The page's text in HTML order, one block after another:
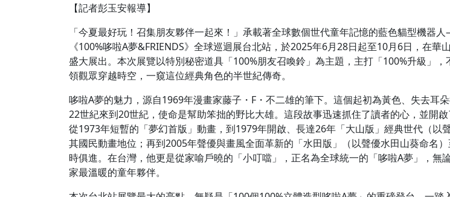
【記者彭玉安報導】
「今夏最好玩！召集朋友夥伴一起來！」承載著全球數個世代童年記憶的藍色貓型機器
《100%哆啦A夢&FRIENDS》全球巡迴展台北站，於2025年6月28日起至10月6日，在華
盛大展出。本次展覽以特別秘密道具「100%朋友召喚鈴」為主題，主打「100%升級」
領觀眾穿越時空，一窺這位經典角色的半世紀傳奇。
哆啦A夢的魅力，源自1969年漫畫家藤子・F・不二雄的筆下。這個起初為黃色、失去耳
22世紀來到20世紀，使命是幫助笨拙的野比大雄。這段故事迅速抓住了讀者的心，並開啟
從1973年短暫的「夢幻首版」動畫，到1979年開啟、長達26年「大山版」經典世代（以
其國民動畫地位；再到2005年聲優與畫風全面革新的「水田版」（以聲優水田山葵命名
時俱進。在台灣，他更是從家喻戶曉的「小叮噹」，正名為全球統一的「哆啦A夢」，無
家最溫暖的童年夥伴。